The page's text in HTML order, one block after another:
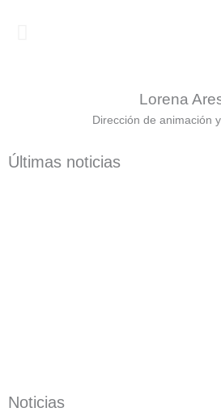
Lorena
Dirección de animación
Últimas noticias
Noticias